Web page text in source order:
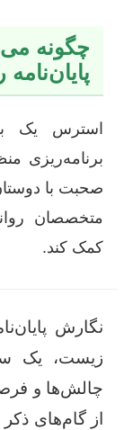
چگونه
پایان‌نامه
استرس یک
برنامه‌ریزی
صحبت با دوستان
متخصصان
کمک کند.
نگارش
زیست، یک
چالش‌ها و
از گام‌های